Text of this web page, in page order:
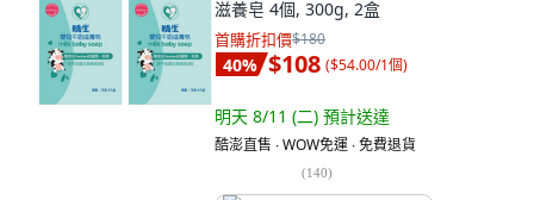
滋養皂 4個, 300g, 2盒
首購折扣價$180
40% $108 ($54.00/1個)
明天 8/11 (二) 預計送達
酷澎直售 ∙ WOW免運 ∙ 免費退貨
(140)